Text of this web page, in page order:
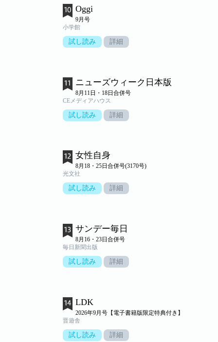
Oggi
9月号
小学館
試し読み 詳細
ニューズウィーク日本版
8月11日・18日合併号
CEメディアハウス
試し読み 詳細
女性自身
8月18・25日合併号(3170号)
光文社
試し読み 詳細
サンデー毎日
8月16・23日合併号
毎日新聞出版
試し読み 詳細
LDK
2026年9月号【電子書籍版限定特典付き】
晋遊舎
試し読み 詳細